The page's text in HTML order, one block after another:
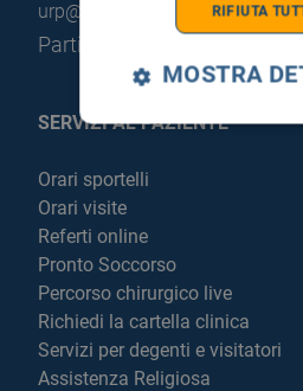
urp@hsrgiglio.it
Partita IVA: 05205490823
SERVIZI AL PAZIENTE
Orari sportelli
Orari visite
Referti online
Pronto Soccorso
Percorso chirurgico live
Richiedi la cartella clinica
Servizi per degenti e visitatori
Assistenza Religiosa
RIFIUTA
MOSTRA